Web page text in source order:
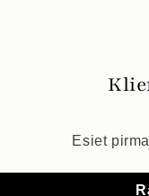
Esiet